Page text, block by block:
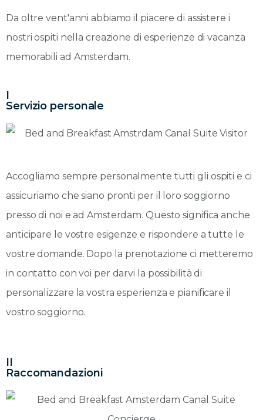
Da oltre vent'anni abbiamo il piacere di assistere i
nostri ospiti nella creazione di esperienze di vacanza
memorabili ad Amsterdam.
I
Servizio personale
Accogliamo sempre personalmente tutti gli ospiti e ci
assicuriamo che siano pronti per il loro soggiorno
presso di noi e ad Amsterdam. Questo significa anche
anticipare le vostre esigenze e rispondere a tutte le
vostre domande. Dopo la prenotazione ci metteremo
in contatto con voi per darvi la possibilità di
personalizzare la vostra esperienza e pianificare il
vostro soggiorno.
II
Raccomandazioni